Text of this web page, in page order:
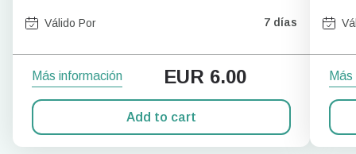
Válido Por 7 días
Más información EUR 6.00
Add to cart